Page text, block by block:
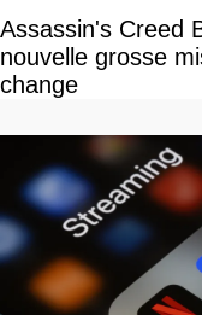
Assassin's Creed
nouvelle grosse
change